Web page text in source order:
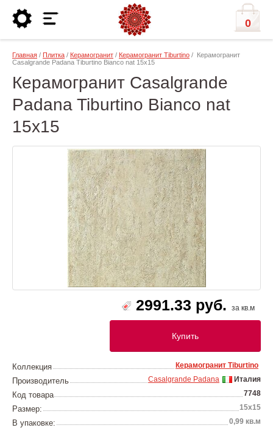
0
Главная / Плитка / Керамогранит / Керамогранит Tiburtino / Керамогранит
Casalgrande Padana Tiburtino Bianco nat 15х15
Керамогранит Casalgrande
Padana Tiburtino Bianco nat
15х15
2991.33 руб. за кв.м
Купить
Коллекция Керамогранит Tiburtino
Производитель Италия
Casalgrande Padana
Код товара 7748
Размер: 15х15
В упаковке: 0,99 кв.м